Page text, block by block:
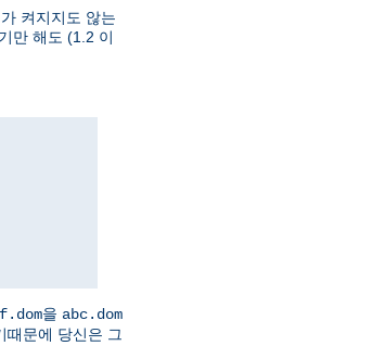
켜지지도 않는
만 해도 (1.2 이
을 abc.dom
때문에 당신은 그